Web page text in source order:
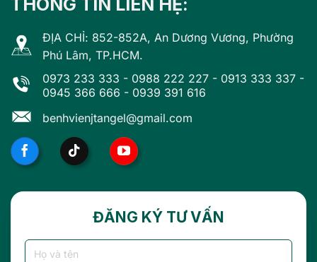
ĐỊA CHỈ: 852-852A, An Dương Vương, Phường
Phú Lâm, TP.HCM.
0973 233 333 - 0988 222 227 - 0913 333 337 -
0945 366 666 - 0939 391 616
benhvienjtangel@gmail.com
ĐĂNG KÝ TƯ VẤN